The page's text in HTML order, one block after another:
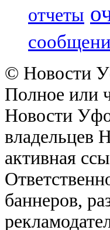
отчеты
© Новости
Полное или
Новости
владельцев
активная
баннеров,